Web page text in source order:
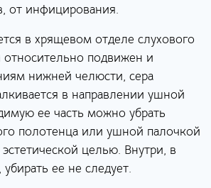
от инфицирования.
в хрящевом отделе слухового
относительно подвижен и
нижней челюсти, сера
в направлении ушной
ее часть можно убрать
полотенца или ушной палочкой
целью. Внутри, в
ее не следует.